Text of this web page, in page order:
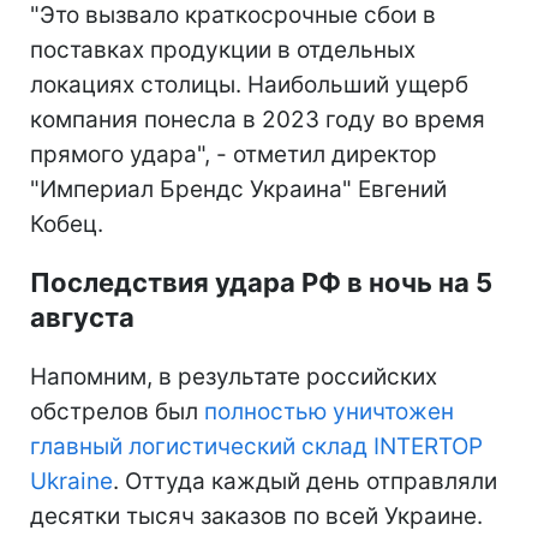
"Это вызвало краткосрочные сбои в
поставках продукции в отдельных
локациях столицы. Наибольший ущерб
компания понесла в 2023 году во время
прямого удара", - отметил директор
"Империал Брендс Украина" Евгений
Кобец.
Последствия удара РФ в ночь на 5
августа
Напомним, в результате российских
обстрелов был полностью уничтожен
главный логистический склад INTERTOP
Ukraine. Оттуда каждый день отправляли
десятки тысяч заказов по всей Украине.